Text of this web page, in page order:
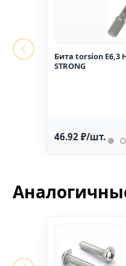
Бита torsion E6,3
STRONG
46.92 ₽/шт.